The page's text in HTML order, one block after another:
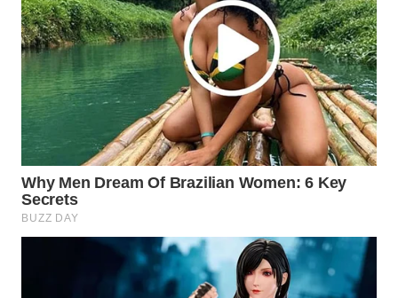
WAHANA
TRAVEL
WAHANA
TV
WAHANANEWS
ID
WAHANANEWS
CO ID